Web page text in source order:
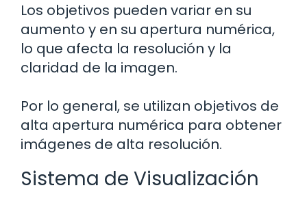
Los objetivos pueden variar en su
aumento y en su apertura numérica,
lo que afecta la resolución y la
claridad de la imagen.
Por lo general, se utilizan objetivos de
alta apertura numérica para obtener
imágenes de alta resolución.
Sistema de Visualización